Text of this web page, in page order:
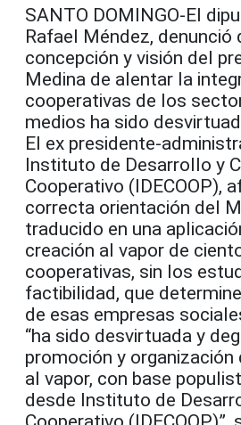
SANTO DOMINGO-El
Rafael Méndez, denunció
concepción y visión del
Medina de alentar la
cooperativas de los
medios ha sido
El ex presidente-
Instituto de Desarrollo y
Cooperativo (IDECOOP),
correcta orientación del
traducido en una
creación al vapor de
cooperativas, sin los
factibilidad, que
de esas empresas
“ha sido desvirtuada y
promoción y organización
al vapor, con base
desde Instituto de